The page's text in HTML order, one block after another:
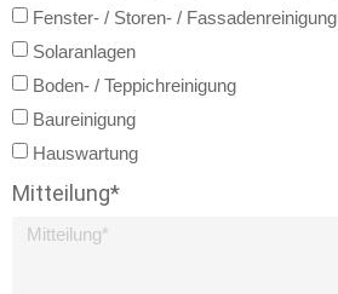
Fenster- / Storen- / Fassadenreinigung
Solaranlagen
Boden- / Teppichreinigung
Baureinigung
Hauswartung
Mitteilung*